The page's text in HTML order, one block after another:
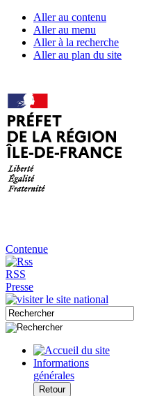
Aller au contenu
Aller au menu
Aller à la recherche
Aller au plan du site
Contenue
RSS
Presse
Informations
générales
Retour